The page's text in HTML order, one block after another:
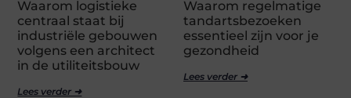
Waarom logistieke
centraal staat bij
industriële gebouwen
volgens een architect
in de utiliteitsbouw
Lees verder ➜
Waarom regelmatige
tandartsbezoeken
essentieel zijn voor je
gezondheid
Lees verder ➜